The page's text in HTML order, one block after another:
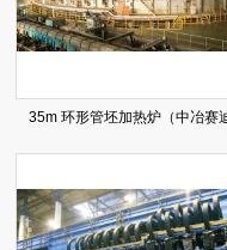
35m 环形管坯加热炉（中冶赛